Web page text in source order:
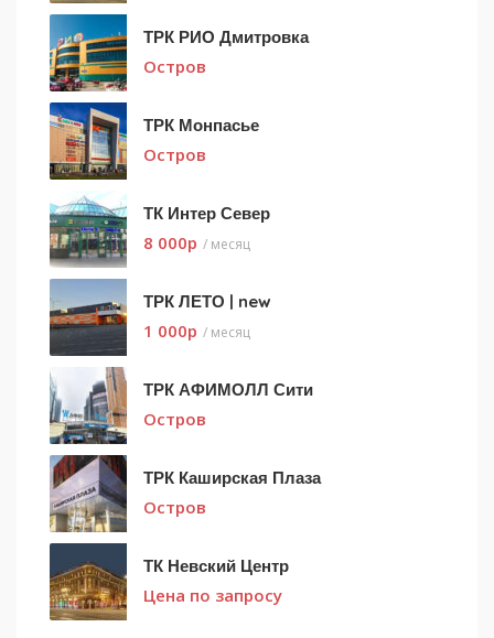
ТРК РИО Дмитровка
Остров
ТРК Монпасье
Остров
ТК Интер Север
8 000p / месяц
ТРК ЛЕТО | new
1 000p / месяц
ТРК АФИМОЛЛ Сити
Остров
ТРК Каширская Плаза
Остров
ТК Невский Центр
Цена по запросу